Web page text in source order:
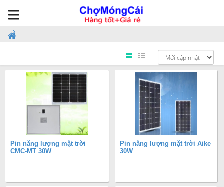
Pin năng lượng mặt trời
CMC-MT 30W
Pin năng lượng mặt trời Aike
30W